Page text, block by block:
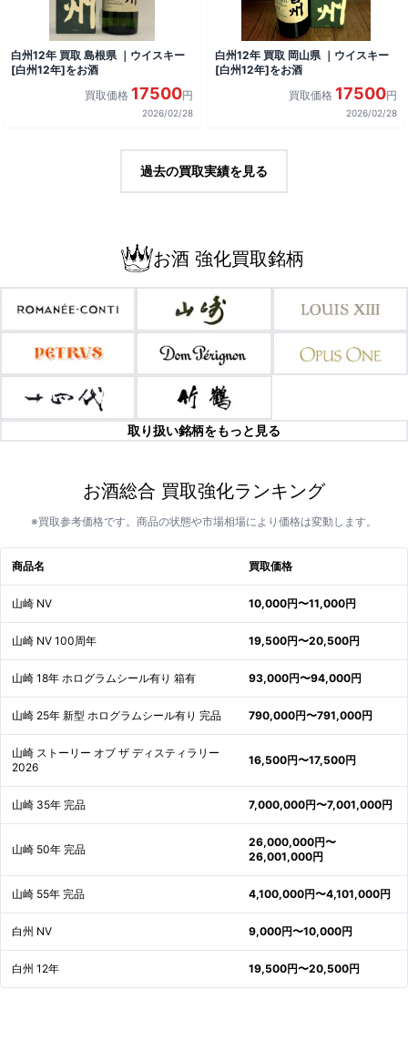
白州12年 買取 島根県 ｜ウイスキー
[白州12年]をお酒
買取価格 17500円
2026/02/28
白州12年 買取 岡山県 ｜ウイスキー
[白州12年]をお酒
買取価格 17500円
2026/02/28
過去の買取実績を見る
お酒 強化買取銘柄
取り扱い銘柄をもっと見る
お酒総合 買取強化ランキング
※買取参考価格です。商品の状態や市場相場により価格は変動します。
商品名 買取価格
山崎 NV 10,000円〜11,000円
山崎 NV 100周年 19,500円〜20,500円
山崎 18年 ホログラムシール有り 箱有 93,000円〜94,000円
山崎 25年 新型 ホログラムシール有り 完品 790,000円〜791,000円
山崎 ストーリー オブ ザ ディスティラリー
2026
16,500円〜17,500円
山崎 35年 完品 7,000,000円〜7,001,000円
山崎 50年 完品
26,000,000円〜
26,001,000円
山崎 55年 完品 4,100,000円〜4,101,000円
白州 NV 9,000円〜10,000円
白州 12年 19,500円〜20,500円